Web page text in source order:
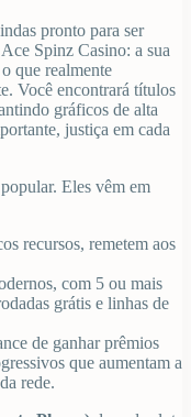
pronto para ser
Spinz Casino: a sua
que realmente
Você encontrará títulos
gráficos de alta
justiça em cada
Eles vêm em
recursos, remetem aos
com 5 ou mais
grátis e linhas de
de ganhar prêmios
que aumentam a
rede.